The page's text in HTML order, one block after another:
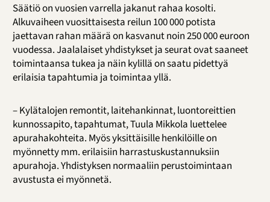
Säätiö on vuosien varrella jakanut rahaa kosolti.
Alkuvaiheen vuosittaisesta reilun 100 000 potista
jaettavan rahan määrä on kasvanut noin 250 000 euroon
vuodessa. Jaalalaiset yhdistykset ja seurat ovat saaneet
toimintaansa tukea ja näin kylillä on saatu pidettyä
erilaisia tapahtumia ja toimintaa yllä.
– Kylätalojen remontit, laitehankinnat, luontoreittien
kunnossapito, tapahtumat, Tuula Mikkola luettelee
apurahakohteita. Myös yksittäisille henkilöille on
myönnetty mm. erilaisiin harrastuskustannuksiin
apurahoja. Yhdistyksen normaaliin perustoimintaan
avustusta ei myönnetä.